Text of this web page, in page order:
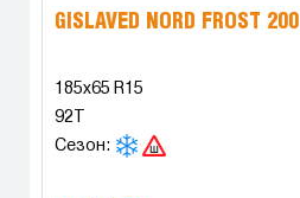
GISLAVED NORD FROST 200
185x65 R15
92T
Сезон: